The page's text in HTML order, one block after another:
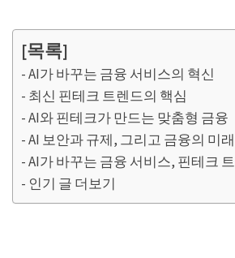
[목록]
AI가 바꾸는 금융 서비스의 혁신
최신 핀테크 트렌드의 핵심
AI와 핀테크가 만드는 맞춤형 금융
AI 보안과 규제, 그리고 금융의 미래
AI가 바꾸는 금융 서비스, 핀테크
인기 글 더보기